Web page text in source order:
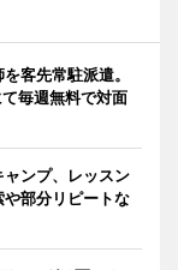
客先常駐派遣。
毎週無料で対面
ャンプ、レッスン
部分リピートな